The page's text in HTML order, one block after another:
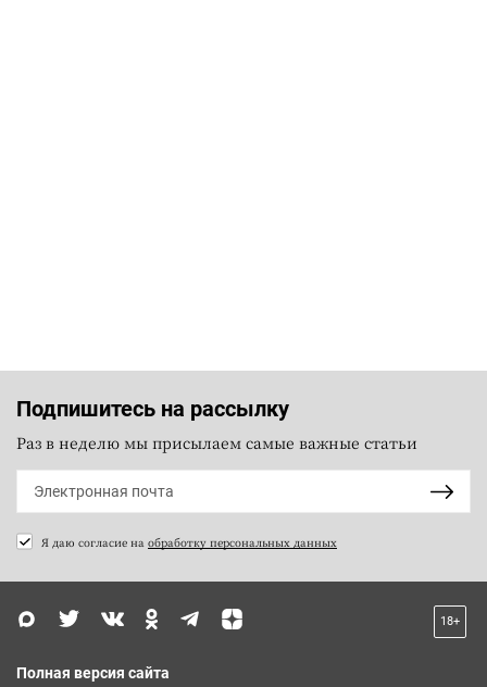
Подпишитесь на рассылку
Раз в неделю мы присылаем самые важные статьи
Я даю согласие на обработку персональных данных
18+
Полная версия сайта